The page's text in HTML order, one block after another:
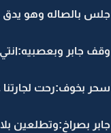
جلس بالصاله وهو يدق
وقف جابر
سحر بخوف:رحت لجارتنا
جابر بصراخ:وتطلعين